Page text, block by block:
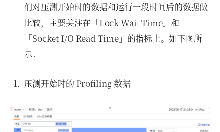
们对压测开始时的数据和运行一段时间后的数据做
比较，主要关注在「Lock Wait Time」和
「Socket I/O Read Time」的指标上。如下图所
示：
压测开始时的 Profiling 数据